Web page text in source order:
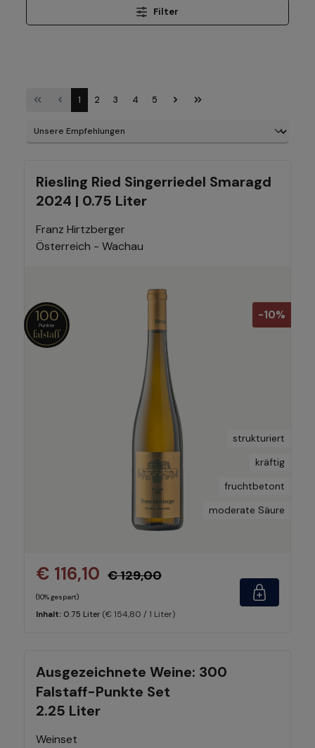
Filter
1 2 3 4 5
Riesling Ried Singerriedel Smaragd
2024 | 0.75 Liter
Franz Hirtzberger
Österreich - Wachau
-10%
100
strukturiert
kräftig
fruchtbetont
moderate Säure
€ 116,10 € 129,00
(10% gespart)
Inhalt: 0.75 Liter (€ 154,80 / 1 Liter)
Ausgezeichnete Weine: 300
Falstaff-Punkte Set
2.25 Liter
Weinset